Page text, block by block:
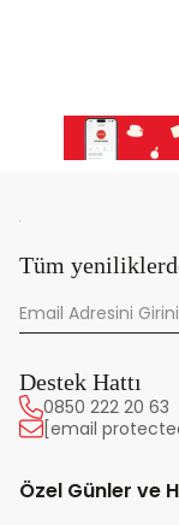
Tüm
Destek Hattı
0850 222 20 63
[email
Özel Günler ve